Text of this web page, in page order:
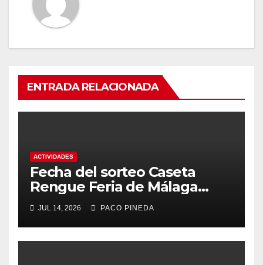
ENTRADA RELACIONADA
ACTIVIDADES
Fecha del sorteo Caseta
Rengue Feria de Málaga
2026
JUL 14, 2026 PACO PINEDA